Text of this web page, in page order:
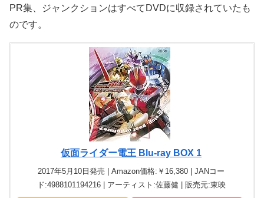
PR集、ジャンクションはすべてDVDに収録されていたも
のです。
仮面ライダー電王 Blu-ray BOX 1
2017年5月10日発売 | Amazon価格:￥16,380 | JANコー
ド:4988101194216 | アーティスト:佐藤健 | 販売元:東映